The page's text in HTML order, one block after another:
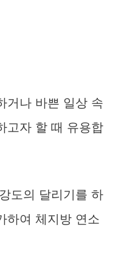
거나 바쁜 일상 속
고자 할 때 유용합
도의 달리기를 하
하여 체지방 연소